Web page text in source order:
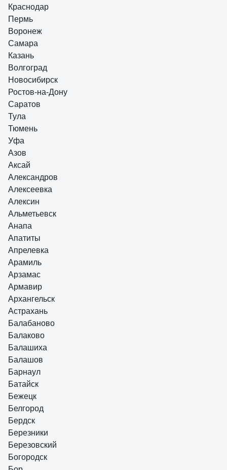
3400Лм, 385x80мм 52360 4
Александр Ю.
10.11.2021
Есть регулировка оттенка и яркости в широком диапазоне. В
полной мощности светит ярко, хорошо освещает комнату 17кв.м.
Краснодар
Пермь
Воронеж
Самара
Казань
Волгоград
Новосибирск
Ростов-на-Дону
Саратов
Тула
Тюмень
Уфа
Азов
Аксай
Александров
Алексеевка
Алексин
Альметьевск
Анапа
Апатиты
Апрелевка
Арамиль
Арзамас
Армавир
Архангельск
Астрахань
Балабаново
Балаково
Балашиха
Балашов
Барнаул
Батайск
Бежецк
Белгород
Бердск
Березники
Березовский
Богородск